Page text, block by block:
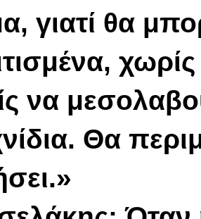
γιατί θα
χωρίς
να
Θα